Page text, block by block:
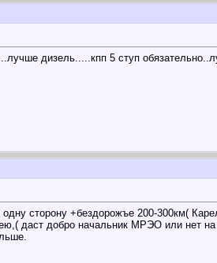
дизель.....кпп 5 ступ
сторону +бездорожъе 200-300км(
даст добро начальник МРЭО или нет